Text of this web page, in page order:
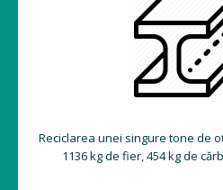
Reciclarea unei singure tone de
1136 kg de fier, 454 kg de